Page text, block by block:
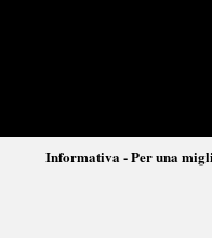
Informativa - Per una